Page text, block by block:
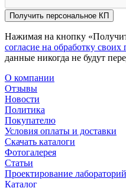
Получить персональное КП
Нажимая на кнопку
согласие на обработку
данные никогда не будут
О компании
Отзывы
Новости
Политика
Покупателю
Условия оплаты и доставки
Скачать каталоги
Фотогалерея
Статьи
Проектирование лабораторий
Каталог